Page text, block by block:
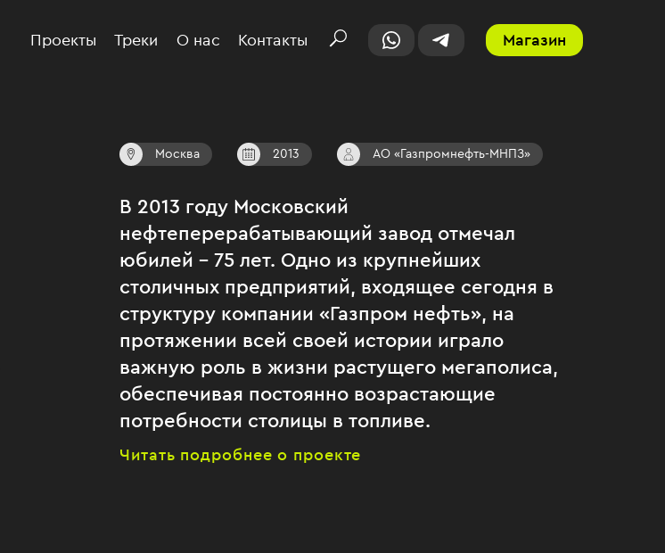
Проекты Треки О нас Контакты Магазин
Москва 2013 АО «Газпромнефть-МНПЗ»
В 2013 году Московский
нефтеперерабатывающий завод отмечал
юбилей – 75 лет. Одно из крупнейших
столичных предприятий, входящее сегодня в
структуру компании «Газпром нефть», на
протяжении всей своей истории играло
важную роль в жизни растущего мегаполиса,
обеспечивая постоянно возрастающие
потребности столицы в топливе.
Читать подробнее о проекте